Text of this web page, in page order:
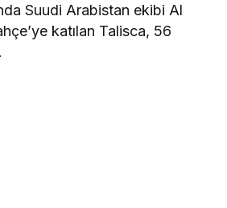
Suudi Arabistan ekibi Al
katılan Talisca, 56